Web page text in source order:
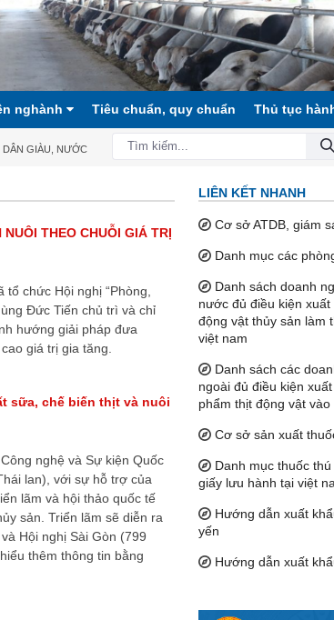
nghành Tiêu chuẩn, quy chuẩn Thủ tục
GIÀU, NƯỚC MẠNH, XÃ HỘI CÔNG BẰNG, DÂN CHỦ, VĂN MINH!
THEO CHUỖI GIÁ TRỊ
chức Hội nghị “Phòng,
Đức Tiến chủ trì và chỉ
hướng giải pháp đưa
giá trị gia tăng.
sữa, chế biến thịt và nuôi
nghệ và Sự kiện Quốc
lan), với sự hỗ trợ của
lãm và hội thảo quốc tế
sản. Triển lãm sẽ diễn ra
Hội nghị Sài Gòn (799
thêm thông tin bằng
LIÊN KẾT NHANH
Cơ sở ATDB, giám
Danh mục các
Danh sách doanh
nước đủ điều kiện xuất
động vật thủy sản làm
việt nam
Danh sách các
ngoài đủ điều kiện
phẩm thịt động vật vào
Cơ sở sản xuất
Danh mục thuốc
giấy lưu hành tại việt
Hướng dẫn xuất
yến
Hướng dẫn xuất